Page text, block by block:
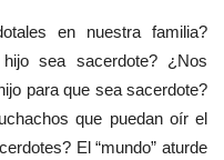
en nuestra familia?
sea sacerdote? ¿Nos
para que sea sacerdote?
que puedan oír el
El “mundo” aturde